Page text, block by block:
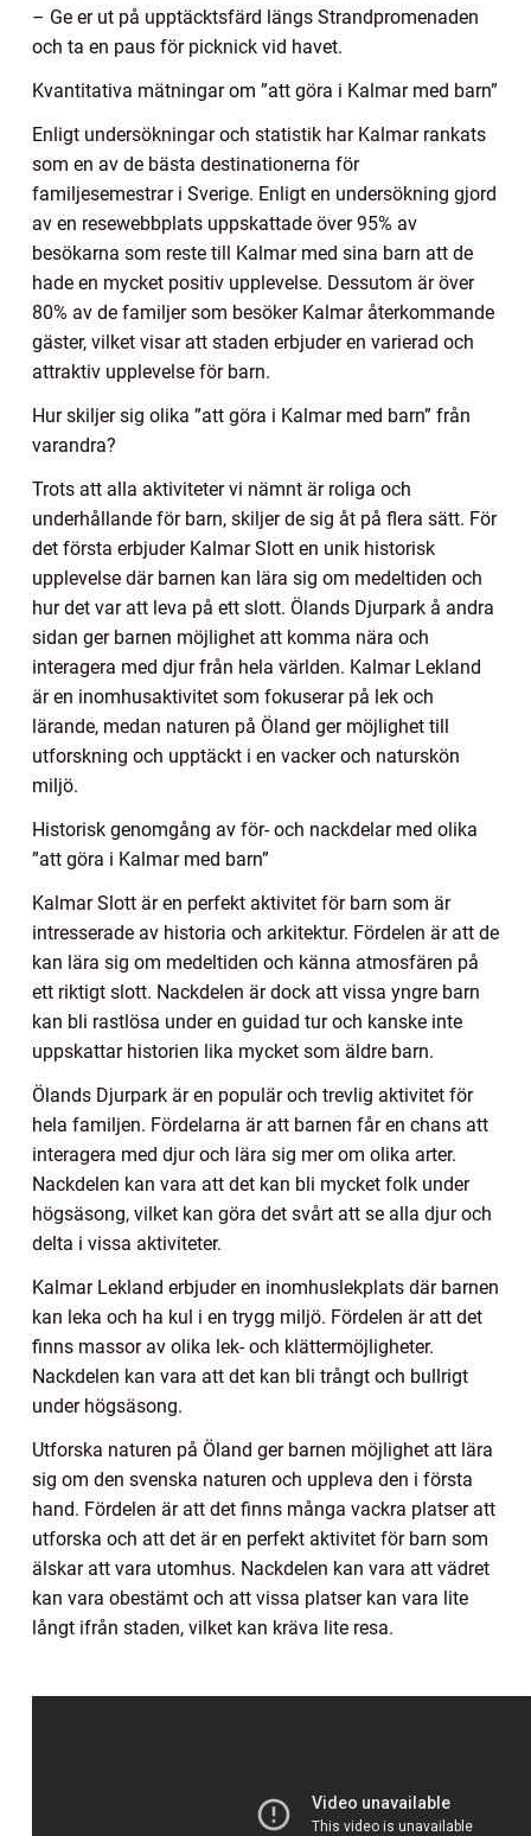
– Ge er ut på upptäcktsfärd längs Strandpromenaden
och ta en paus för picknick vid havet.
Kvantitativa mätningar om ”att göra i Kalmar med barn”
Enligt undersökningar och statistik har Kalmar rankats
som en av de bästa destinationerna för
familjesemestrar i Sverige. Enligt en undersökning gjord
av en resewebbplats uppskattade över 95% av
besökarna som reste till Kalmar med sina barn att de
hade en mycket positiv upplevelse. Dessutom är över
80% av de familjer som besöker Kalmar återkommande
gäster, vilket visar att staden erbjuder en varierad och
attraktiv upplevelse för barn.
Hur skiljer sig olika ”att göra i Kalmar med barn” från
varandra?
Trots att alla aktiviteter vi nämnt är roliga och
underhållande för barn, skiljer de sig åt på flera sätt. För
det första erbjuder Kalmar Slott en unik historisk
upplevelse där barnen kan lära sig om medeltiden och
hur det var att leva på ett slott. Ölands Djurpark å andra
sidan ger barnen möjlighet att komma nära och
interagera med djur från hela världen. Kalmar Lekland
är en inomhusaktivitet som fokuserar på lek och
lärande, medan naturen på Öland ger möjlighet till
utforskning och upptäckt i en vacker och naturskön
miljö.
Historisk genomgång av för- och nackdelar med olika
”att göra i Kalmar med barn”
Kalmar Slott är en perfekt aktivitet för barn som är
intresserade av historia och arkitektur. Fördelen är att de
kan lära sig om medeltiden och känna atmosfären på
ett riktigt slott. Nackdelen är dock att vissa yngre barn
kan bli rastlösa under en guidad tur och kanske inte
uppskattar historien lika mycket som äldre barn.
Ölands Djurpark är en populär och trevlig aktivitet för
hela familjen. Fördelarna är att barnen får en chans att
interagera med djur och lära sig mer om olika arter.
Nackdelen kan vara att det kan bli mycket folk under
högsäsong, vilket kan göra det svårt att se alla djur och
delta i vissa aktiviteter.
Kalmar Lekland erbjuder en inomhuslekplats där barnen
kan leka och ha kul i en trygg miljö. Fördelen är att det
finns massor av olika lek- och klättermöjligheter.
Nackdelen kan vara att det kan bli trångt och bullrigt
under högsäsong.
Utforska naturen på Öland ger barnen möjlighet att lära
sig om den svenska naturen och uppleva den i första
hand. Fördelen är att det finns många vackra platser att
utforska och att det är en perfekt aktivitet för barn som
älskar att vara utomhus. Nackdelen kan vara att vädret
kan vara obestämt och att vissa platser kan vara lite
långt ifrån staden, vilket kan kräva lite resa.